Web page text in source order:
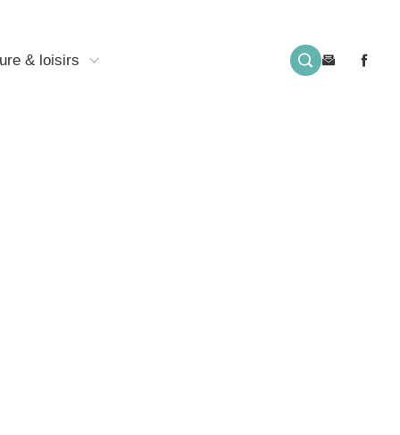
& loisirs